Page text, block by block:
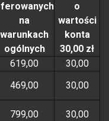
na
warunkach
ogólnych
o
wartości
konta
30,00 zł
619,00
30,00
469,00 30,00
799,00 30,00